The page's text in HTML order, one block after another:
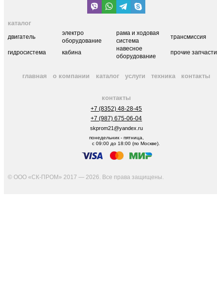
каталог
двигатель
электро
оборудование
рама и ходовая
система
трансмиссия
гидросистема кабина
навесное
оборудование
прочие запчасти
главная о компании каталог услуги техника контакты
контакты
+7 (8352) 48-28-45
+7 (987) 675-06-04
skprom21@yandex.ru
понедельник - пятница,
с 09:00 до 18:00 (по Москве).
© ООО «СК-ПРОМ» 2017 — 2026. Все права защищены